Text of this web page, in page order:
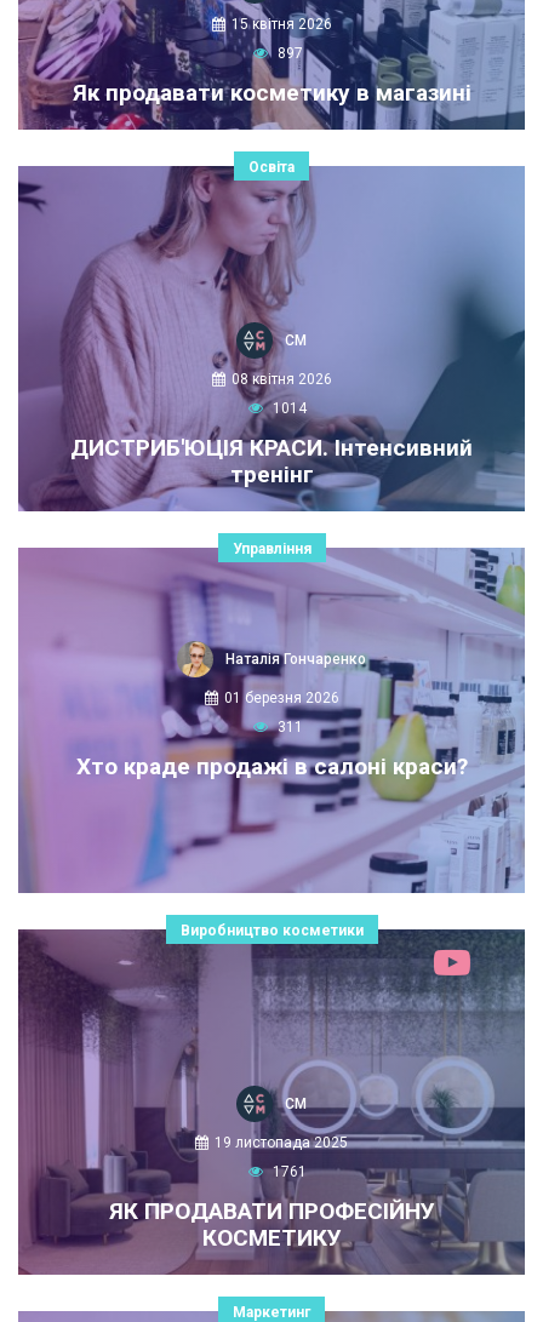
15 квітня 2026
897
Як продавати косметику в магазині
Освіта
СМ
08 квітня 2026
1014
ДИСТРИБ'ЮЦІЯ КРАСИ. Інтенсивний
тренінг
Управління
Наталія Гончаренко
01 березня 2026
311
Хто краде продажі в салоні краси?
Виробництво косметики
СМ
19 листопада 2025
1761
ЯК ПРОДАВАТИ ПРОФЕСІЙНУ
КОСМЕТИКУ
Маркетинг